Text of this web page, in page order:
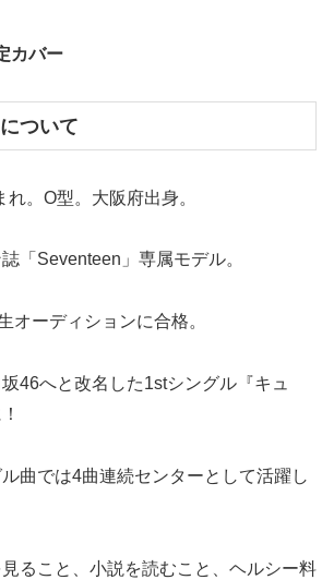
カバー
ついて
。O型。大阪府出身。
「Seventeen」専属モデル。
オーディションに合格。
46へと改名した1stシングル『キュ
曲では4曲連続センターとして活躍し
ること、小説を読むこと、ヘルシー料